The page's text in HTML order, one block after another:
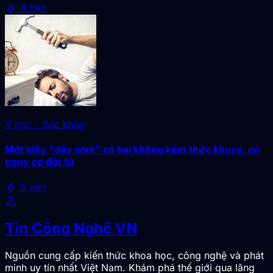
bolt 4 min
Y học - Sức khỏe
Một kiểu "dậy sớm" có hại không kém thức khuya, có
nguy cơ đột tử
bolt 5 min
science
Tin Công Nghệ VN
Nguồn cung cấp kiến thức khoa học, công nghệ và phát
minh uy tín nhất Việt Nam. Khám phá thế giới qua lăng